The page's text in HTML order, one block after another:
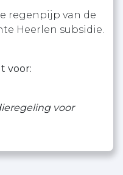
regenpijp van de
Heerlen subsidie.
voor:
voor